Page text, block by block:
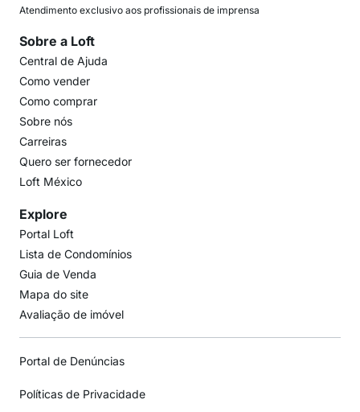
Atendimento exclusivo aos profissionais de imprensa
Sobre a Loft
Central de Ajuda
Como vender
Como comprar
Sobre nós
Carreiras
Quero ser fornecedor
Loft México
Explore
Portal Loft
Lista de Condomínios
Guia de Venda
Mapa do site
Avaliação de imóvel
Portal de Denúncias
Políticas de Privacidade